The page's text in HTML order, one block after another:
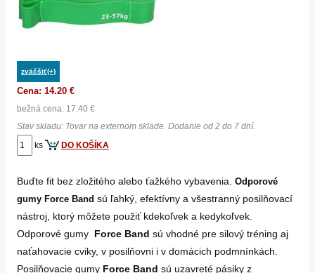
zväčšiť(+)
Cena: 14.20 €
bežná cena: 17.40 €
Stav skladu: Tovar na externom sklade. Dodanie od 2 do 7 dní.
ks
DO KOŠÍKA
Buďte fit bez zložitého alebo ťažkého vybavenia. Odporové
gumy Force Band sú ľahký, efektívny a všestranný posilňovací
nástroj, ktorý môžete použiť kdekoľvek a kedykoľvek.
Odporové gumy Force Band sú vhodné pre silový tréning aj
naťahovacie cviky, v posilňovni i v domácich podmnínkách.
Posilňovacie gumy Force Band sú uzavreté pásiky z